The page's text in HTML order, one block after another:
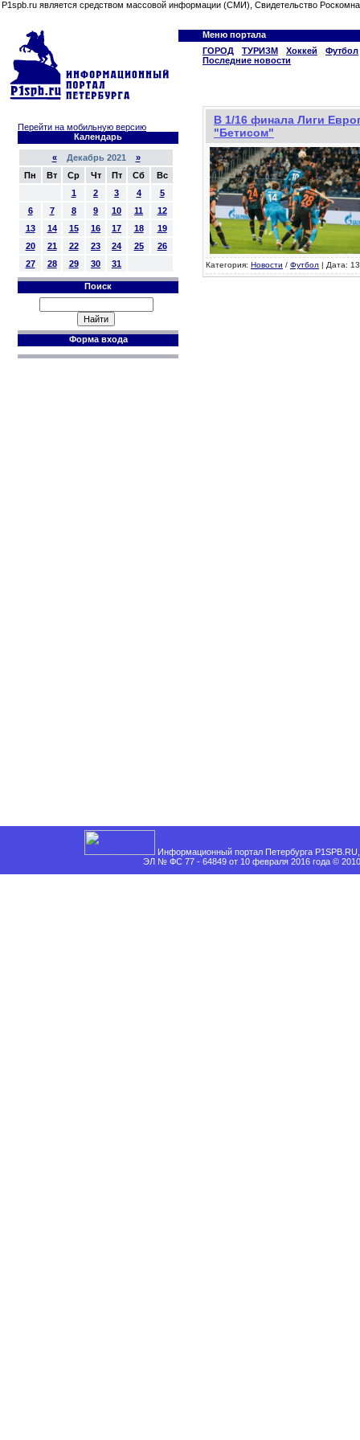
P1spb.ru является средством массовой информации (СМИ), Свидетельство
Меню портала
ГОРОД
ТУРИЗМ Хоккей
Футбол
Последние новости
Перейти на мобильную версию
Календарь
«Декабрь 2021 »
Пн
Вт Ср Чт Пт Сб
Вс
1
2 3 4
5
6
7 8 9 10 11
12
13
14 15 16 17 18
19
20
21 22 23 24 25
26
27
28 29 30 31
Поиск
Форма входа
В 1/16 финала Лиги
"Бетисом"
Категория: Новости / Футбол | Дата:
Информационный портал Петербурга
ЭЛ № ФС 77 - 64849 от 10 февраля 2016 года ©